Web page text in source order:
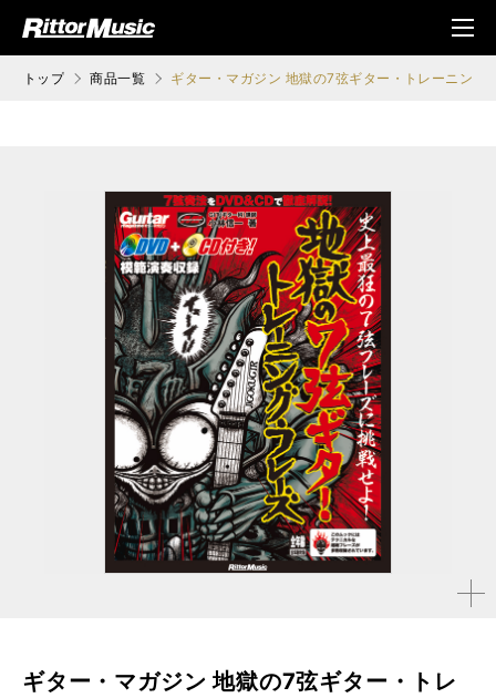
ジック (Rittor Musi
メニ
ュ
トップ 商品一覧 ギター・マガジン 地獄の7弦ギター・トレーニング
拡大す
ギター・マガジン 地獄の7弦ギター・トレ